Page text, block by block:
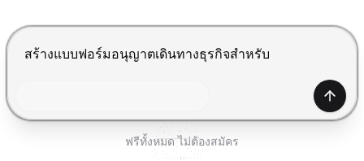
ทดลองใช้ฟรี
กด Enter เพื่อส่ง, Shift+Enter เพื่อขึ้นบรรทัดใหม่
สร้าง
ฟรีทั้งหมด ไม่ต้องสมัคร